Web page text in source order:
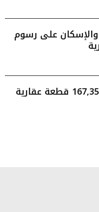
والإسكان على رسوم
بدء أعمال السجل العقاري لـ167,352 قطعة عقارية